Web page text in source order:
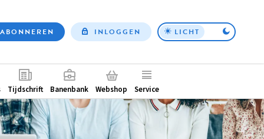
Top
ABONNEREN INLOGGEN LICHT
Tijdschrift Banenbank Webshop Service